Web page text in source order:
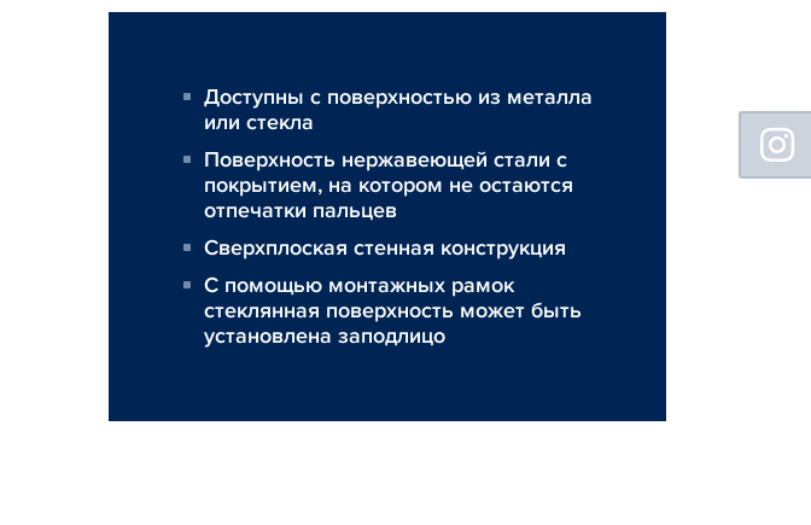
Доступны с поверхностью из металла
или стекла
Поверхность нержавеющей стали с
покрытием, на котором не остаются
отпечатки пальцев
Сверхплоская стенная конструкция
С помощью монтажных рамок
стеклянная поверхность может быть
установлена заподлицо
Floating